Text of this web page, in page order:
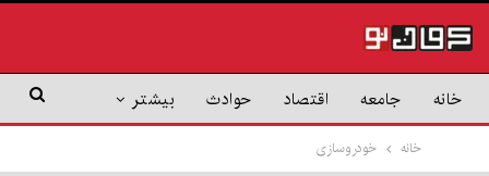
خانه جامعه اقتصاد حوادث بیشتر
خانه خودروسازی